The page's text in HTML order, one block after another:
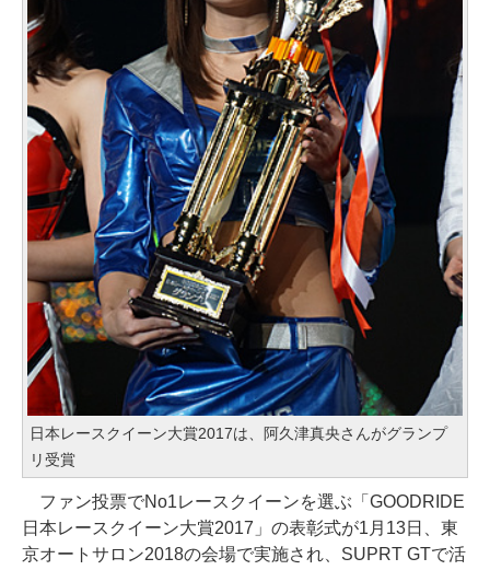
日本レースクイーン大賞2017は、阿久津真央さんがグランプ
リ受賞
ファン投票でNo1レースクイーンを選ぶ「GOODRIDE
日本レースクイーン大賞2017」の表彰式が1月13日、東
京オートサロン2018の会場で実施され、SUPRT GTで活